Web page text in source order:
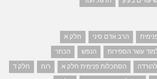
הרב אדם סיני
חלק א
עשר הספירות
הנפש
הכתר
הסתכלות פנימית חלק א רוח
חלק ד